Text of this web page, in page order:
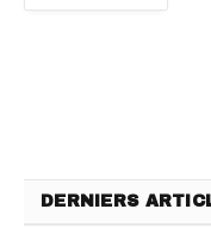
DERNIERS